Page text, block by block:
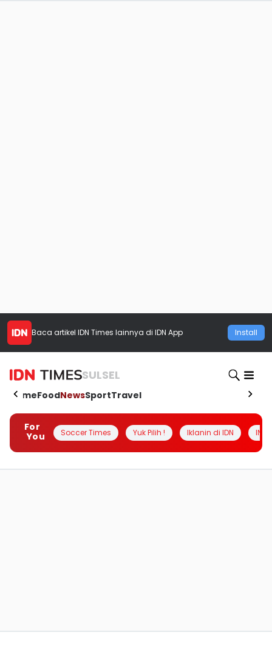
Baca artikel IDN Times lainnya di IDN App Install
SULSEL
HomeFoodNewsSportTravel
For
You
Soccer Times Yuk Pilih ! Iklanin di IDN